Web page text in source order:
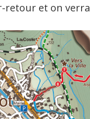
retour et on